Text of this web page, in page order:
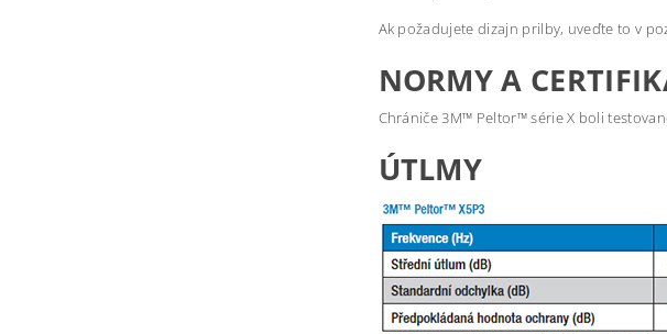
Ak požadujete dizajn prilby, uveďte to v
NORMY A
Chrániče 3M™ Peltor™ série X boli
ÚTLMY